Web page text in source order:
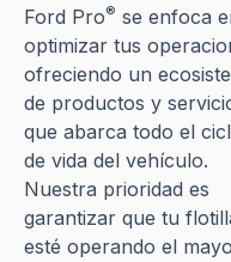
Ford Pro® se enfoca
optimizar tus
ofreciendo un
de productos y
que abarca todo el
de vida del vehículo.
Nuestra prioridad es
garantizar que tu
esté operando el